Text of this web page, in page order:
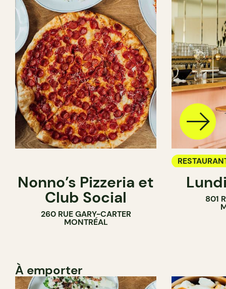
Nonno’s Pizzeria et
Club Social
260 RUE GARY-CARTER
MONTRÉAL
BAR À VIN
801
À emporter